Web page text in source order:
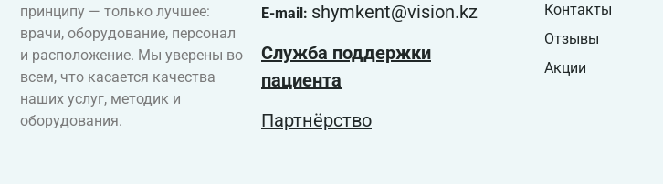
принципу — только лучшее:
врачи, оборудование, персонал
и расположение. Мы уверены во
всем, что касается качества
наших услуг, методик и
оборудования.
E-mail: shymkent@vision.kz
Служба поддержки
пациента
Партнёрство
Контакты
Отзывы
Акции